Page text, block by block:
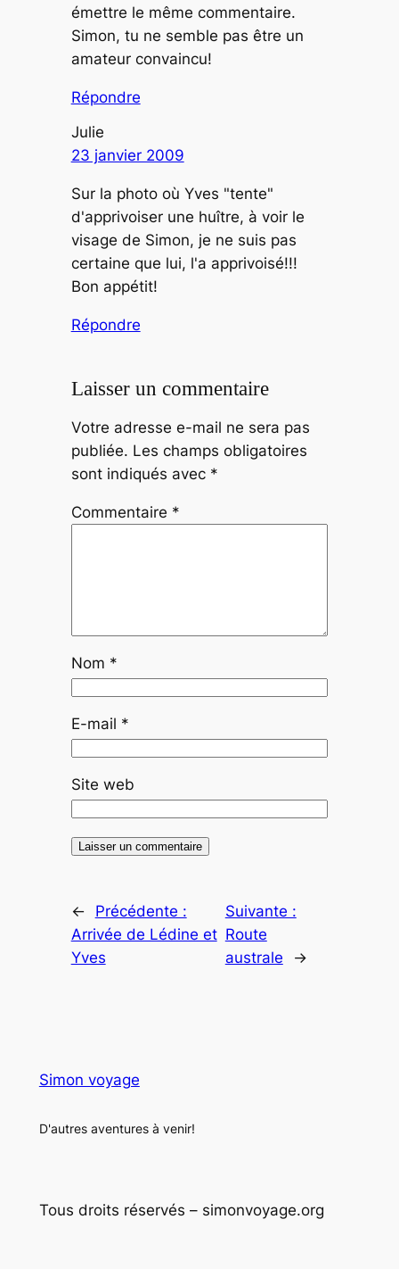
émettre le même commentaire.
Simon, tu ne semble pas être un
amateur convaincu!
Répondre
Julie
23 janvier 2009
Sur la photo où Yves "tente"
d'apprivoiser une huître, à voir le
visage de Simon, je ne suis pas
certaine que lui, l'a apprivoisé!!!
Bon appétit!
Répondre
Laisser un commentaire
Votre adresse e-mail ne sera pas
publiée. Les champs obligatoires
sont indiqués avec *
Commentaire *
Nom *
E-mail *
Site web
←
Précédente :
Arrivée de Lédine et
Yves
Suivante :
Route
australe
→
Simon voyage
D'autres aventures à venir!
Tous droits réservés – simonvoyage.org